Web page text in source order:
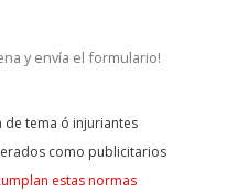
y envía el formulario!
tema ó injuriantes
como publicitarios
estas normas